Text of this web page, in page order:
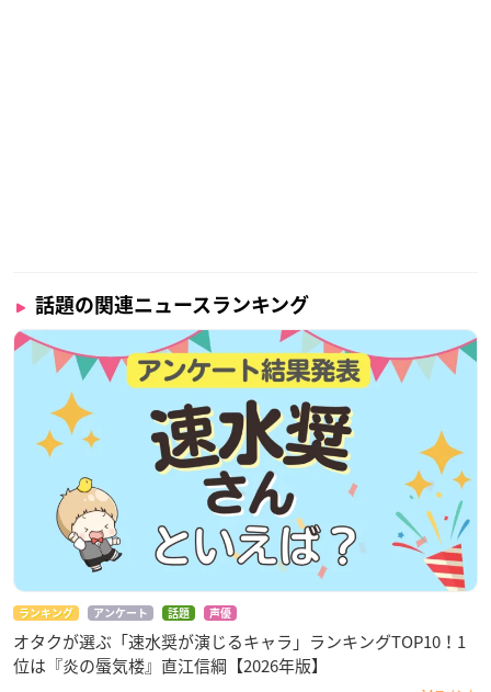
話題の関連ニュースランキング
ランキング アンケート 話題 声優
オタクが選ぶ「速水奨が演じるキャラ」ランキングTOP10！1
位は『炎の蜃気楼』直江信綱【2026年版】